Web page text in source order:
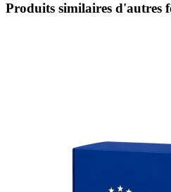
Produits similaires d'autres